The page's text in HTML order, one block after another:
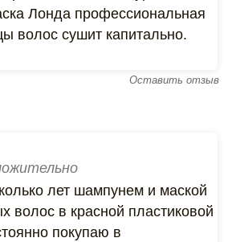
Лонда профессиональная
волос сушит капитально.
Оставить отзыв
лет шампунем и маской
волос в красной пластиковой
покупаю в